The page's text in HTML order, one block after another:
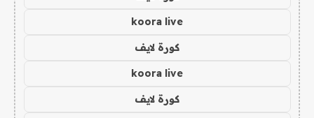
koora live
كورة لايف
koora live
كورة لايف